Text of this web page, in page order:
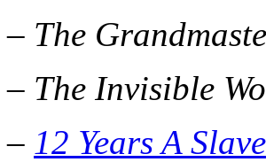
– The
– The Invisible
– 12 Years A Slave